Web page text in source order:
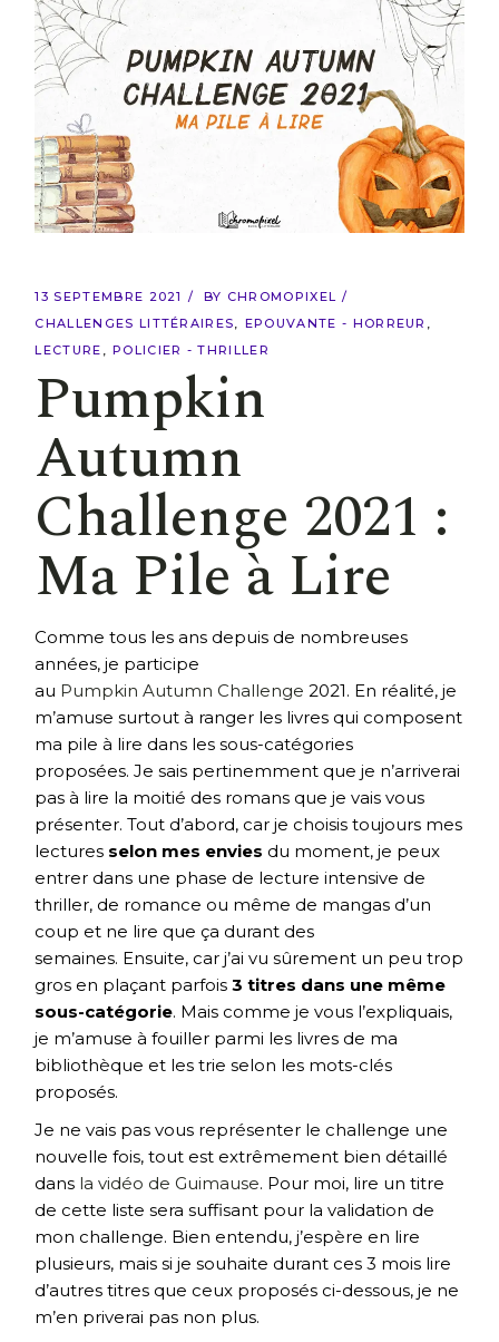
13 SEPTEMBRE 2021 BY CHROMOPIXEL
CHALLENGES LITTÉRAIRES
EPOUVANTE - HORREUR
LECTURE
POLICIER - THRILLER
Pumpkin
Autumn
Challenge 2021 :
Ma Pile à Lire
Comme tous les ans depuis de nombreuses
années, je participe
au Pumpkin Autumn Challenge 2021. En réalité, je
m’amuse surtout à ranger les livres qui composent
ma pile à lire dans les sous-catégories
proposées. Je sais pertinemment que je n’arriverai
pas à lire la moitié des romans que je vais vous
présenter. Tout d’abord, car je choisis toujours mes
lectures selon mes envies du moment, je peux
entrer dans une phase de lecture intensive de
thriller, de romance ou même de mangas d’un
coup et ne lire que ça durant des
semaines. Ensuite, car j’ai vu sûrement un peu trop
gros en plaçant parfois3 titres dans une même
sous-catégorie. Mais comme je vous l’expliquais,
je m’amuse à fouiller parmi les livres de ma
bibliothèque et les trie selon les mots-clés
proposés.
Je ne vais pas vous représenter le challenge une
nouvelle fois, tout est extrêmement bien détaillé
dans la vidéo de Guimause. Pour moi, lire un titre
de cette liste sera suffisant pour la validation de
mon challenge. Bien entendu, j’espère en lire
plusieurs, mais si je souhaite durant ces 3 mois lire
d’autres titres que ceux proposés ci-dessous, je ne
m’en priverai pas non plus.